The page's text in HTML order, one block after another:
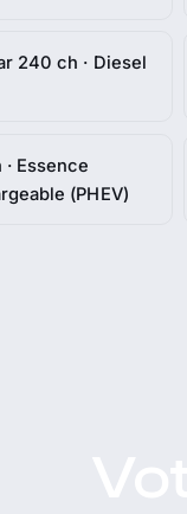
240 ch · Diesel
Essence
(PHEV)